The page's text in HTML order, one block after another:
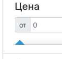
Цена
от